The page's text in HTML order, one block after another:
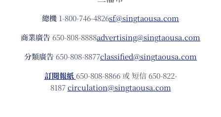
總機 1-800-746-4826sf@singtaousa.com
商業廣告 650-808-8888advertising@singtaousa.com
分類廣告 650-808-8877classified@singtaousa.com
訂閱報紙 650-808-8866 或 短信 650-822-
8187circulation@singtaousa.com